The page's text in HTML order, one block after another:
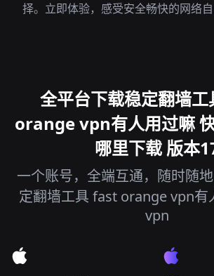
择。立即体验，感受安全畅快的网络自
全平台下载稳定翻墙
orange vpn有人用过嘛
哪里下载 版本
一个账号，全端互通，随时随
定翻墙工具 fast orange vpn有
vpn